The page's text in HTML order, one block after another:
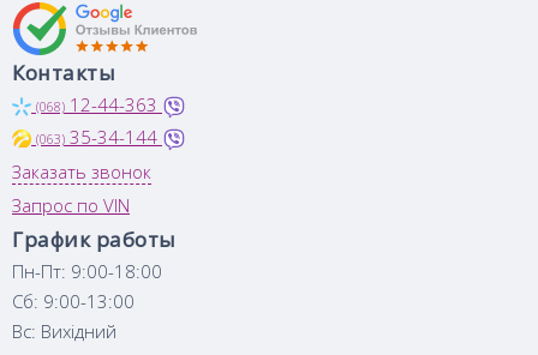
Контакты
(068) 12-44-363
(063) 35-34-144
Заказать звонок
Запрос по VIN
График работы
Пн-Пт: 9:00-18:00
Сб: 9:00-13:00
Вс: Вихідний